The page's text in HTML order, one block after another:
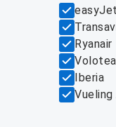
easyJet
Ryanair
Volotea
Iberia
Vueling